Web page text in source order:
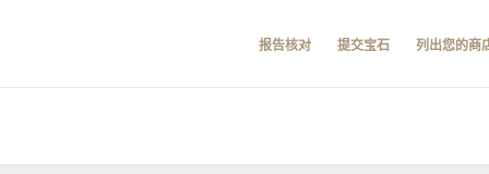
报告核对 提交宝石 列出您的商